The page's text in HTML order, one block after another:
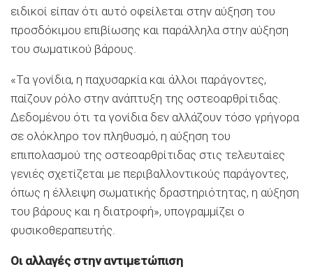
ειδικοί είπαν ότι αυτό οφείλεται στην αύξηση του
προσδόκιμου επιβίωσης και παράλληλα στην αύξηση
του σωματικού βάρους.
«Τα γονίδια, η παχυσαρκία και άλλοι παράγοντες,
παίζουν ρόλο στην ανάπτυξη της οστεοαρθρίτιδας.
Δεδομένου ότι τα γονίδια δεν αλλάζουν τόσο γρήγορα
σε ολόκληρο τον πληθυσμό, η αύξηση του
επιπολασμού της οστεοαρθρίτιδας στις τελευταίες
γενιές σχετίζεται με περιβαλλοντικούς παράγοντες,
όπως η έλλειψη σωματικής δραστηριότητας, η αύξηση
του βάρους και η διατροφή», υπογραμμίζει ο
φυσικοθεραπευτής.
Οι αλλαγές στην αντιμετώπιση